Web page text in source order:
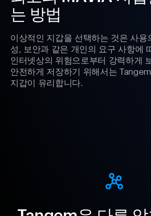
는 방법
이상적인 지갑을 선택하는 것은 사용
성, 보안과 같은 개인의 요구 사항에
인터넷상의 위험으로부터 강력하게
안전하게 저장하기 위해서는
지갑이 유리합니다.